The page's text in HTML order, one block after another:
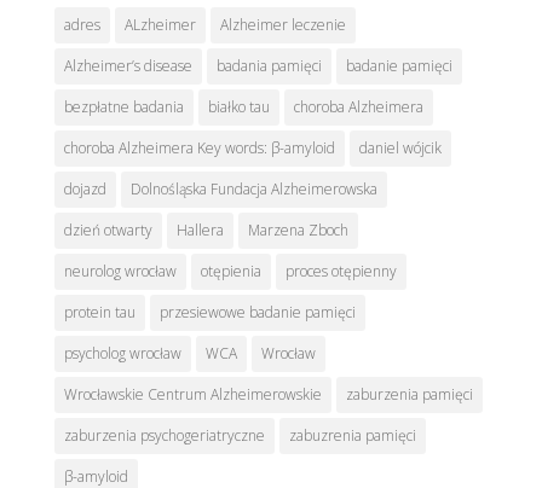
adres ALzheimer
Alzheimer leczenie
Alzheimer’s disease
badania pamięci
badanie pamięci
bezpłatne badania
białko tau
choroba Alzheimera
choroba Alzheimera Key words: β-amyloid
daniel wójcik
dojazd
Dolnośląska Fundacja Alzheimerowska
dzień otwarty
Hallera
Marzena Zboch
neurolog wrocław
otępienia
proces otępienny
protein tau
przesiewowe badanie pamięci
psycholog wrocław
WCA
Wrocław
Wrocławskie Centrum Alzheimerowskie
zaburzenia pamięci
zaburzenia psychogeriatryczne
zabuzrenia pamięci
β-amyloid